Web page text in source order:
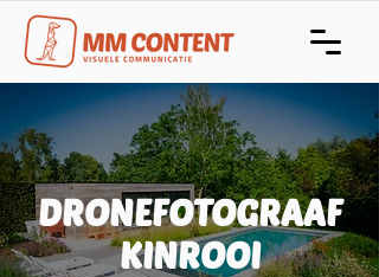
DRONEFOTOGRAAF
KINROOI